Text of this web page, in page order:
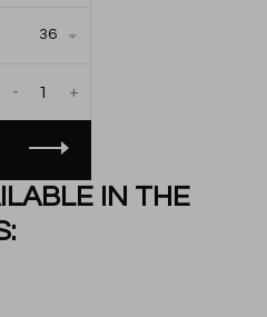
36
+
-
IN THE